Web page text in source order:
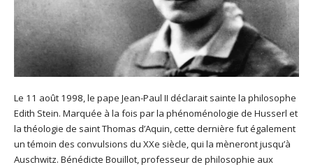
Le 11 août 1998, le pape Jean-Paul II déclarait sainte la philosophe
Edith Stein. Marquée à la fois par la phénoménologie de Husserl et
la théologie de saint Thomas d’Aquin, cette dernière fut également
un témoin des convulsions du XXe siècle, qui la mèneront jusqu’à
Auschwitz. Bénédicte Bouillot, professeur de philosophie aux